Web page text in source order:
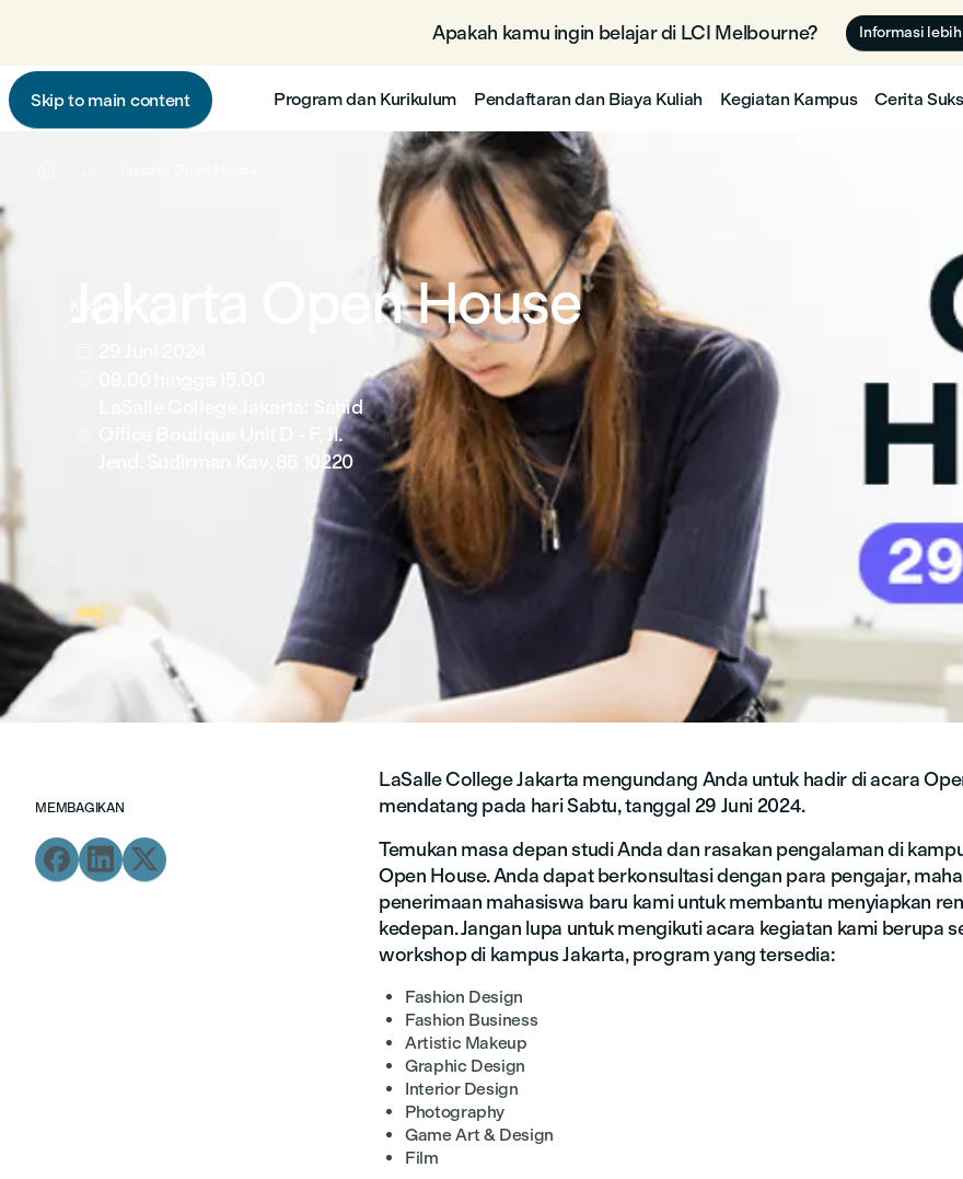
Apakah kamu ingin belajar di LCI Melbourne? 🇦🇺 Informasi
Skip to main content Program dan Kurikulum Pendaftaran dan Biaya Kuliah Kegiatan Kampus Cerita
Jakarta Open House
LaSalle College Jakarta: Sahid
Office Boutique Unit D - F, Jl.
Jend. Sudirman Kav. 86 10220
MEMBAGIKAN
  
LaSalle College Jakarta mengundang Anda untuk hadir di acara
mendatang pada hari Sabtu, tanggal 29 Juni 2024.
Temukan masa depan studi Anda dan rasakan pengalaman di
Open House. Anda dapat berkonsultasi dengan para pengajar,
penerimaan mahasiswa baru kami untuk membantu menyiapkan
kedepan. Jangan lupa untuk mengikuti acara kegiatan kami berupa
workshop di kampus Jakarta, program yang tersedia:
Fashion Design
Fashion Business
Artistic Makeup
Graphic Design
Interior Design
Photography
Game Art & Design
Film